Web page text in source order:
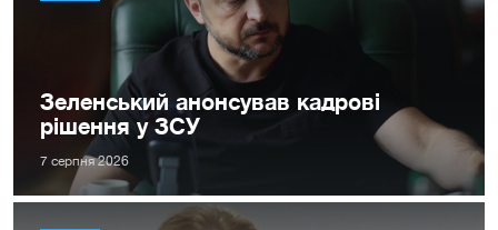
Зеленський анонсував кадрові
рішення у ЗСУ
7 серпня 2026